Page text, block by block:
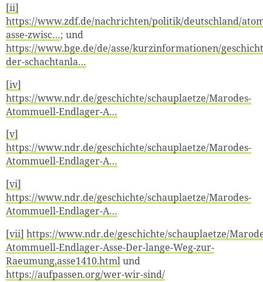
[ii]
https://www.zdf.de/nachrichten/politik/deutschland/
asse-zwisc…; und
https://www.bge.de/de/asse/kurzinformationen/
der-schachtanla…
[iv]
https://www.ndr.de/geschichte/schauplaetze/Marodes-
Atommuell-Endlager-A…
[v]
https://www.ndr.de/geschichte/schauplaetze/Marodes-
Atommuell-Endlager-A…
[vi]
https://www.ndr.de/geschichte/schauplaetze/Marodes-
Atommuell-Endlager-A…
[vii] https://www.ndr.de/geschichte/schauplaetze/
Atommuell-Endlager-Asse-Der-lange-Weg-zur-
Raeumung,asse1410.htmlund
https://aufpassen.org/wer-wir-sind/